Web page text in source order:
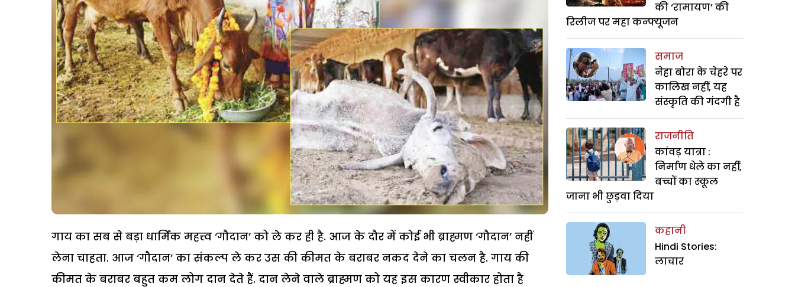
गाय का सब से बड़ा धार्मिक महत्त्व ‘गौदान’ को ले कर ही है. आज के दौर में कोई भी ब्राह्मण ‘गौदान’ नहीं
लेना चाहता. आज ‘गौदान’ का संकल्प ले कर उस की कीमत के बराबर नकद देने का चलन है. गाय की
कीमत के बराबर बहुत कम लोग दान देते हैं. दान लेने वाले ब्राह्मण को यह इस कारण स्वीकार होता है
की ‘रामायण’ की
रिलीज पर महा कन्फ्यूजन
समाज
नेहा बोरा के चेहरे पर
कालिख नहीं, यह
संस्कृति की गंदगी है
राजनीति
कांवड़ यात्रा :
निर्माण धेले का नहीं,
बच्चों का स्कूल
जाना भी छुड़वा दिया
कहानी
Hindi Stories:
लाचार